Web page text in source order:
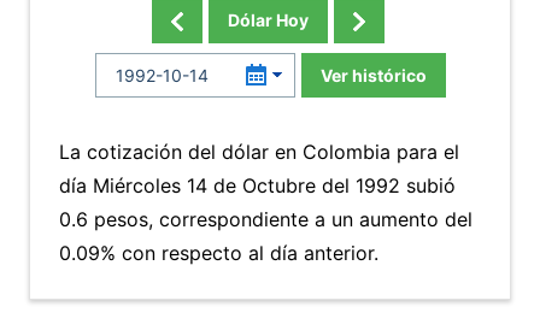
Dólar Hoy
Ver histórico
La cotización del dólar en Colombia para el
día Miércoles 14 de Octubre del 1992 subió
0.6 pesos, correspondiente a un aumento del
0.09% con respecto al día anterior.